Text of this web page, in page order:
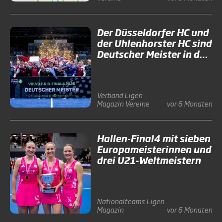
Der Düsseldorfer HC und
der Uhlenhorster HC sind
Deutscher Meister in der
VerbandLigen
Magazin Vereine vor 6 Monaten
Hallen-Final4 mit sieben
Europameisterinnen und
drei U21-Weltmeistern
NationalteamsLigen
Magazin
vor 6 Monaten